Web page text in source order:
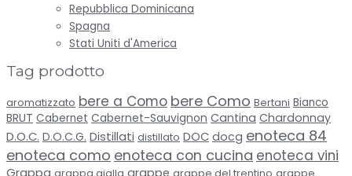
Repubblica Dominicana
Spagna
Stati Uniti d'America
Tag prodotto
aromatizzato bere a Como bere Como Bertani Bianco
BRUT Cabernet Cabernet-Sauvignon Cantina Chardonnay
D.O.C. D.O.C.G. Distillati distillato DOC docg enoteca 84
enoteca como enoteca con cucina enoteca vini